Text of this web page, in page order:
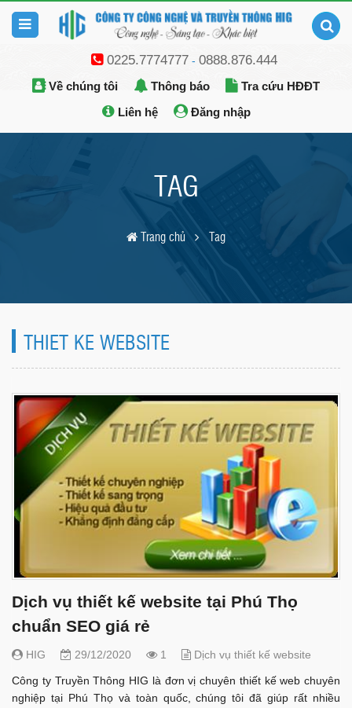
0225.7774777- 0888.876.444
Về chúng tôi Thông báo
Tra cứu HĐĐT
Liên hệ
Đăng nhập
TAG
Trang chủ Tag
THIET KE WEBSITE
Dịch vụ thiết kế website tại Phú Thọ
chuẩn SEO giá rẻ
HIG 29/12/2020 1 Dịch vụ thiết kế website
Công ty Truyền Thông HIG là đơn vị chuyên thiết kế web chuyên
nghiệp tại Phú Thọ và toàn quốc, chúng tôi đã giúp rất nhiều